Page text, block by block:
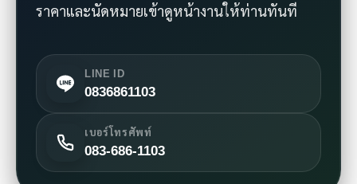
ราคาและนัดหมายเข้าดูหน้างานให้ท่านทันที
LINE ID
0836861103
เบอร์โทรศัพท์
083-686-1103